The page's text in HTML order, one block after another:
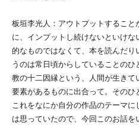
板垣李光人：アウトプットすること
に、インプットし続けないといけ
的なものではなくて、本を読んだ
うのは常⽇頃からしていることの
教の⼗⼆因縁という、⼈間が⽣き
要素があるものに出合って。そのひ
これをなにか⾃分の作品のテーマ
は思っていたので、今回このお話を